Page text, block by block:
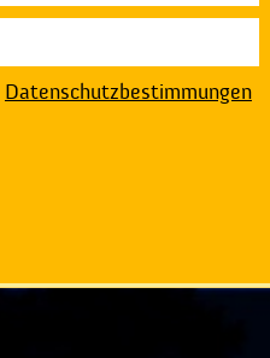
Datenschutzbestimmungen